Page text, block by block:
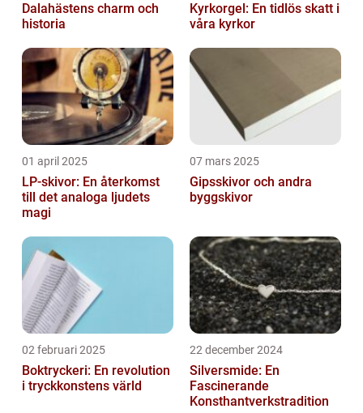
Dalahästens charm och
historia
Kyrkorgel: En tidlös skatt i
våra kyrkor
01 april 2025
LP-skivor: En återkomst
till det analoga ljudets
magi
07 mars 2025
Gipsskivor och andra
byggskivor
02 februari 2025
Boktryckeri: En revolution
i tryckkonstens värld
22 december 2024
Silversmide: En
Fascinerande
Konsthantverkstradition